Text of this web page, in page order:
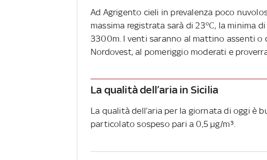
Ad Agrigento cieli in prevalenza poco
massima registrata sarà di 23°C, la minima
3300m. I venti saranno al mattino assenti o
Nordovest, al pomeriggio moderati e
La qualità dell’aria in Sicilia
La qualità dell’aria per la giornata di oggi è
particolato sospeso pari a 0,5 µg/m³.